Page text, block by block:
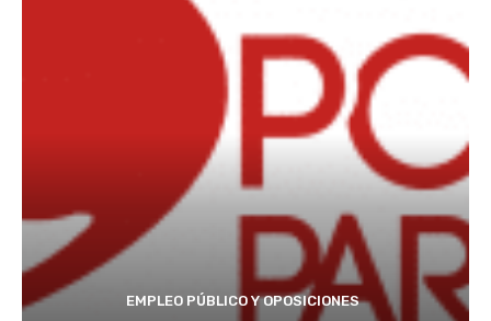
EMPLEO PÚBLICO Y OPOSICIONES